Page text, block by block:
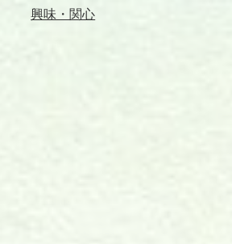
興味・関心